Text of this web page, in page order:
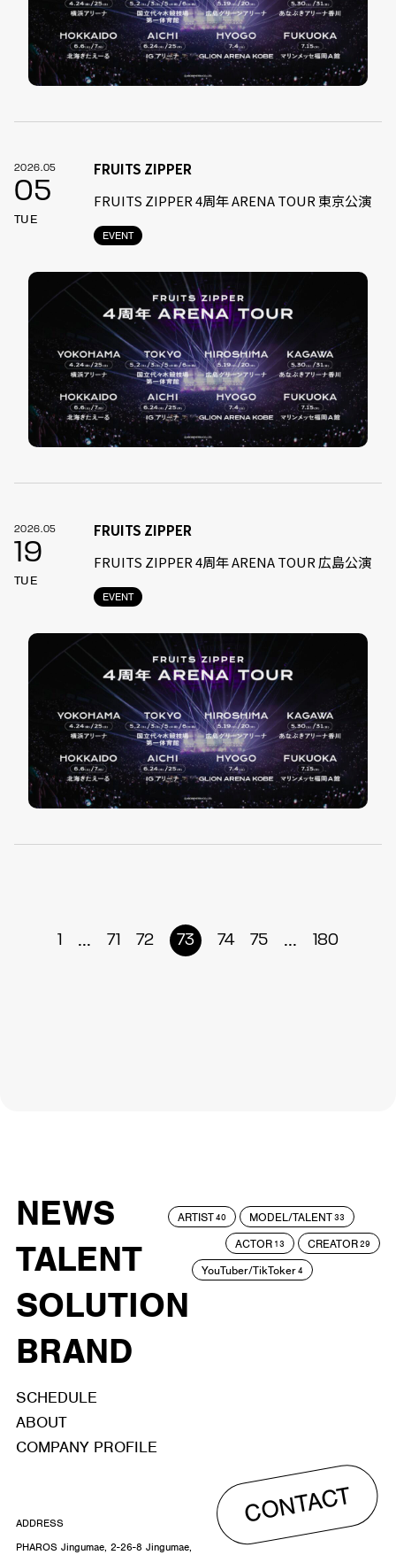
2026.05
05
TUE
EVENT
FRUITS ZIPPER
FRUITS ZIPPER 4周年 ARENA TOUR 東京公演
2026.05
19
TUE
EVENT
FRUITS ZIPPER
FRUITS ZIPPER 4周年 ARENA TOUR 広島公演
1 ... 71 72 73 74 75 ... 180
NEWS
TALENT
SOLUTION
BRAND
ARTIST40 MODEL/TALENT33
ACTOR 13 CREATOR29
YouTuber/TikToker4
SCHEDULE
ABOUT
COMPANY PROFILE
CONTACT
ADDRESS
PHAROS Jingumae, 2-26-8 Jingumae,